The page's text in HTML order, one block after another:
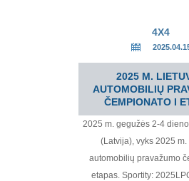
4X4
2025 M.
AUTOMOBILIŲ
ČEMPIONATO I
2025 m. gegužės 2-4
(Latvija), vyks 2025
automobilių pravažumo
etapas. Sportity: